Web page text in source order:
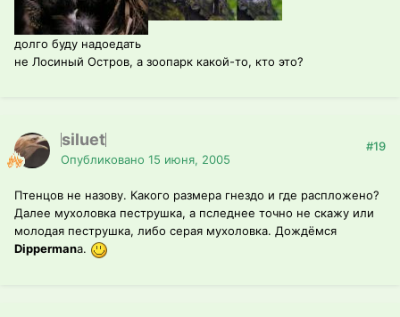
долго буду надоедать
не Лосиный Остров, а зоопарк какой-то, кто это?
siluet
Опубликовано 15 июня, 2005
#19
Птенцов не назову. Какого размера гнездо и где распложено?
Далее мухоловка пеструшка, а пследнее точно не скажу или
молодая пеструшка, либо серая мухоловка. Дождёмся
Dippermana.